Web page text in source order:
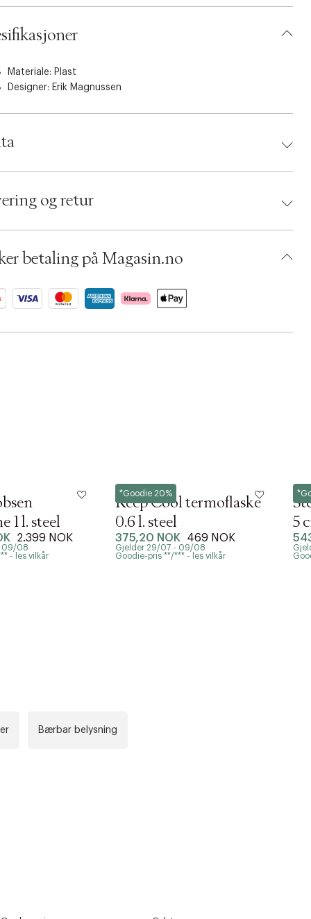
Materiale: Plast
Designer: Erik Magnussen
5709846012011
02429307
og retur
betaling på Magasin.no
1 l. steel
2.399 NOK
09/08
- les vilkår
*Goodie 20%
Stelton
Keep Cool termoflaske
0.6 l. steel
375,20 NOK 469 NOK
Gjelder 29/07 - 09/08
Goodie-pris **/*** - les vilkår
5
Bærbar belysning